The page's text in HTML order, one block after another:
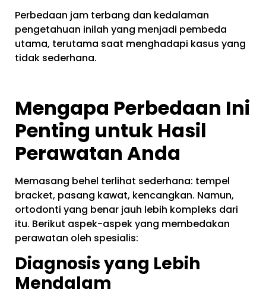
Perbedaan jam terbang dan kedalaman
pengetahuan inilah yang menjadi pembeda
utama, terutama saat menghadapi kasus yang
tidak sederhana.
Mengapa Perbedaan Ini
Penting untuk Hasil
Perawatan Anda
Memasang behel terlihat sederhana: tempel
bracket, pasang kawat, kencangkan. Namun,
ortodonti yang benar jauh lebih kompleks dari
itu. Berikut aspek-aspek yang membedakan
perawatan oleh spesialis:
Diagnosis yang Lebih
Mendalam